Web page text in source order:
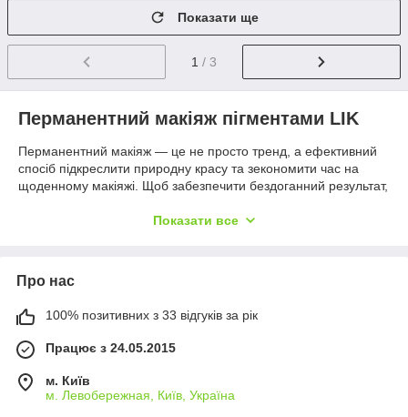
Показати ще
1 / 3
Перманентний макіяж пігментами LIK
Перманентний макіяж — це не просто тренд, а ефективний
спосіб підкреслити природну красу та зекономити час на
щоденному макіяжі. Щоб забезпечити бездоганний результат,
та стійкі пігменти — саме такими є LIK Pigment. Ці гібридні
унікальній формулі вони забезпечують насичений колір,
легке нанесення та довготривалий ефект без втрати
яскравості.
Переваги пігментів LIK
Висока стійкість:зберігають інтенсивність і глибину
Гіпоалергенність:безпечні для шкіри, підходять
Показати все
Про нас
100% позитивних з 33 відгуків за рік
Працює з 24.05.2015
м. Київ
м. Левобережная, Київ, Україна